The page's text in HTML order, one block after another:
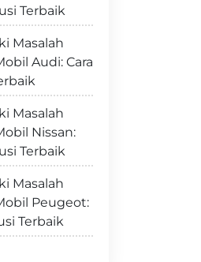
Terbaik
Masalah
Audi: Cara
Masalah
Nissan:
Terbaik
Masalah
Peugeot:
Terbaik